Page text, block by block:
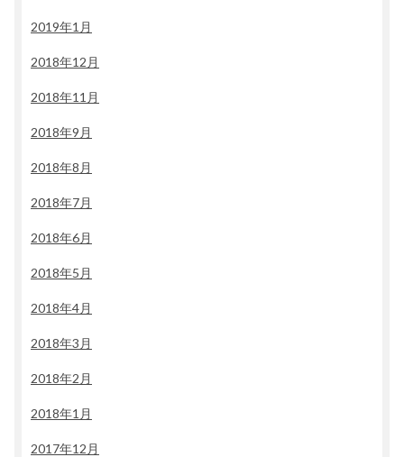
2019年1月
2018年12月
2018年11月
2018年9月
2018年8月
2018年7月
2018年6月
2018年5月
2018年4月
2018年3月
2018年2月
2018年1月
2017年12月